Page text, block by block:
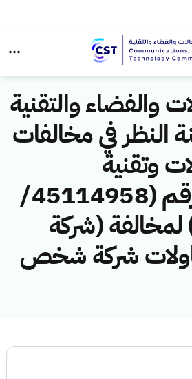
والفضاء والتقنية
النظر في مخالفات
وتقنية
المعلومات رقم (45114958/
لمخالفة (شركة
شركة شخص